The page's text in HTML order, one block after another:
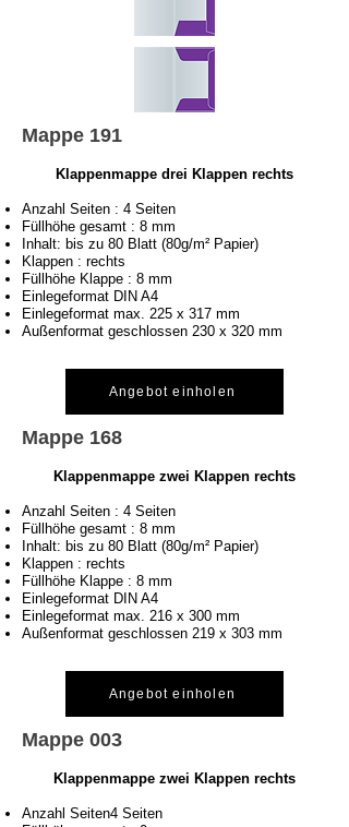
Mappe 191
Klappenmappe drei Klappen rechts
Anzahl Seiten : 4 Seiten
Füllhöhe gesamt : 8 mm
Inhalt: bis zu 80 Blatt (80g/m² Papier)
Klappen : rechts
Füllhöhe Klappe : 8 mm
Einlegeformat DIN A4
Einlegeformat max. 225 x 317 mm
Außenformat geschlossen 230 x 320 mm
Angebot einholen
Mappe 168
Klappenmappe zwei Klappen rechts
Anzahl Seiten : 4 Seiten
Füllhöhe gesamt : 8 mm
Inhalt: bis zu 80 Blatt (80g/m² Papier)
Klappen : rechts
Füllhöhe Klappe : 8 mm
Einlegeformat DIN A4
Einlegeformat max. 216 x 300 mm
Außenformat geschlossen 219 x 303 mm
Angebot einholen
Mappe 003
Klappenmappe zwei Klappen rechts
Anzahl Seiten4 Seiten